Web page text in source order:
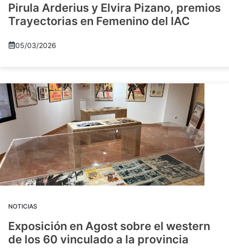
Pirula Arderius y Elvira Pizano, premios
Trayectorias en Femenino del IAC
05/03/2026
NOTICIAS
Exposición en Agost sobre el western
de los 60 vinculado a la provincia